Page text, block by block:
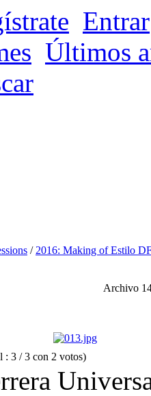
Entrar
Últimos
/ 2016: Making of Estilo
Archivo
: 3 / 3 con 2 votos)